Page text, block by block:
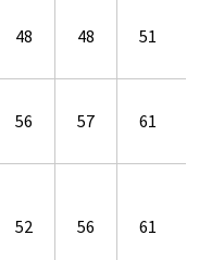
48 48 51
56 57 61
52 56 61